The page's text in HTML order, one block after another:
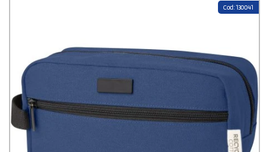
Cod: 130041